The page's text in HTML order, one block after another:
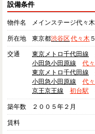
設備条件
物件名 メインステージ代々
所在地 東京都渋谷区代々木
交通 東京メトロ千代田線
小田急小田原線
代
東京メトロ千代田線
小田急小田原線
代
京王京王線
初台駅
築年数 ２００５年２月
賃料